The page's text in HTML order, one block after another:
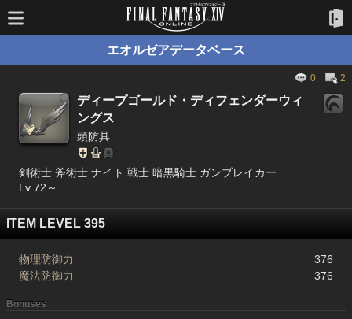
エオルゼアデータベース
0 2
ディープゴールド・ディフェンダーウィ
ングス
頭防具
剣術士 斧術士 ナイト 戦士 暗黒騎士 ガンブレイカー
Lv 72～
ITEM LEVEL 395
物理防御力
376
魔法防御力
376
Bonuses